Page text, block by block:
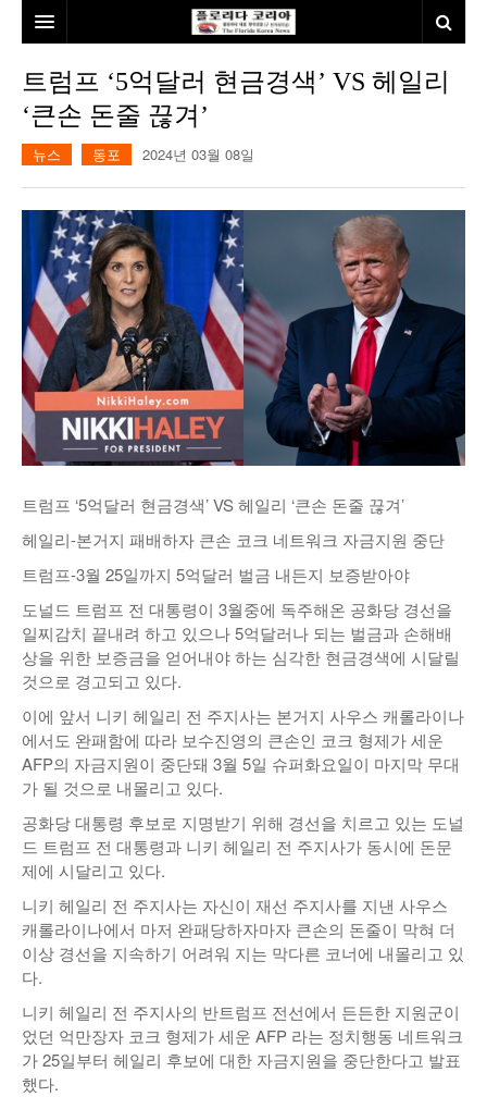
본사소개
뉴스
미국
발행인칼럼
김명열칼럼
이명덕칼럼
김선옥칼럼
김원동칼럼
건강
본보특집
100인선/독자광장
100인선
독자광장
여행
인근여행지
놀이공원
낚시/비치
인터뷰/탐방
트럼프 ‘5억달러 현금경색’ VS 헤일리
‘큰손 돈줄 끊겨’
뉴스 동포 2024년 03월 08일
트럼프 ‘5억달러 현금경색’ VS 헤일리 ‘큰손 돈줄 끊겨’
헤일리-본거지 패배하자 큰손 코크 네트워크 자금지원 중단
트럼프-3월 25일까지 5억달러 벌금 내든지 보증받아야
도널드 트럼프 전 대통령이 3월중에 독주해온 공화당 경선을
일찌감치 끝내려 하고 있으나 5억달러나 되는 벌금과 손해배
상을 위한 보증금을 얻어내야 하는 심각한 현금경색에 시달릴
것으로 경고되고 있다.
이에 앞서 니키 헤일리 전 주지사는 본거지 사우스 캐롤라이나
에서도 완패함에 따라 보수진영의 큰손인 코크 형제가 세운
AFP의 자금지원이 중단돼 3월 5일 슈퍼화요일이 마지막 무대
가 될 것으로 내몰리고 있다.
공화당 대통령 후보로 지명받기 위해 경선을 치르고 있는 도널
드 트럼프 전 대통령과 니키 헤일리 전 주지사가 동시에 돈문
제에 시달리고 있다.
니키 헤일리 전 주지사는 자신이 재선 주지사를 지낸 사우스
캐롤라이나에서 마저 완패당하자마자 큰손의 돈줄이 막혀 더
이상 경선을 지속하기 어려워 지는 막다른 코너에 내몰리고 있
다.
니키 헤일리 전 주지사의 반트럼프 전선에서 든든한 지원군이
었던 억만장자 코크 형제가 세운 AFP 라는 정치행동 네트워크
가 25일부터 헤일리 후보에 대한 자금지원을 중단한다고 발표
했다.